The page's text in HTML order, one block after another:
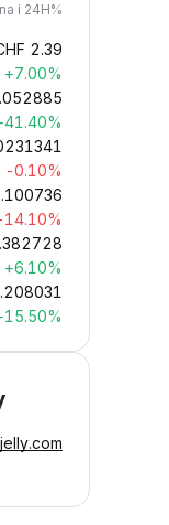
i 24H%
2.39
+7.00%
-0.10%
14.10%
+6.10%